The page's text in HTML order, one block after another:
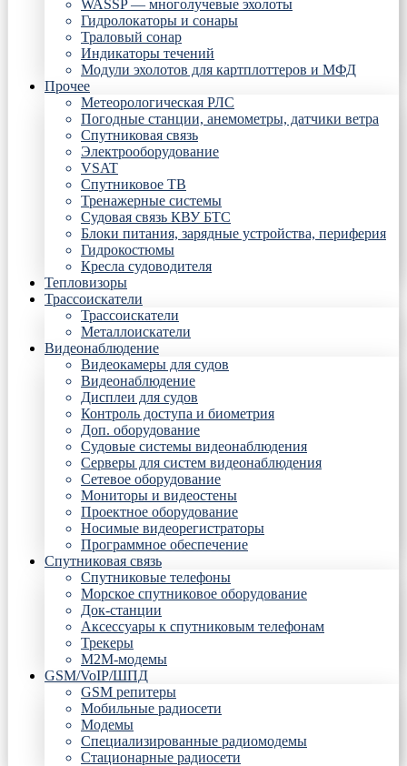
WASSP — многолучевые эхолоты
Гидролокаторы и сонары
Траловый сонар
Индикаторы течений
Модули эхолотов для картплоттеров и МФД
Прочее
Метеорологическая РЛС
Погодные станции, анемометры, датчики ветра
Спутниковая связь
Электрооборудование
VSAT
Спутниковое ТВ
Тренажерные системы
Судовая связь КВУ БТС
Блоки питания, зарядные устройства, периферия
Гидрокостюмы
Кресла судоводителя
Тепловизоры
Трассоискатели
Трассоискатели
Металлоискатели
Видеонаблюдение
Видеокамеры для судов
Видеонаблюдение
Дисплеи для судов
Контроль доступа и биометрия
Доп. оборудование
Судовые системы видеонаблюдения
Серверы для систем видеонаблюдения
Сетевое оборудование
Мониторы и видеостены
Проектное оборудование
Носимые видеорегистраторы
Программное обеспечение
Спутниковая связь
Спутниковые телефоны
Морское спутниковое оборудование
Док-станции
Аксессуары к спутниковым телефонам
Трекеры
М2М-модемы
GSM/VoIP/ШПД
GSM репитеры
Мобильные радиосети
Модемы
Специализированные радиомодемы
Стационарные радиосети